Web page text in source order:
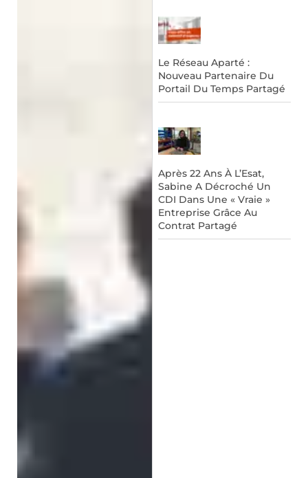
Le Réseau Aparté :
Nouveau Partenaire Du
Portail Du Temps Partagé
Après 22 Ans À L’Esat,
Sabine A Décroché Un
CDI Dans Une « Vraie »
Entreprise Grâce Au
Contrat Partagé